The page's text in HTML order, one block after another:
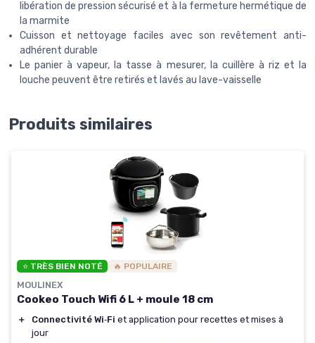
libération de pression sécurisé et à la fermeture hermétique de
la marmite
Cuisson et nettoyage faciles avec son revêtement anti-
adhérent durable
Le panier à vapeur, la tasse à mesurer, la cuillère à riz et la
louche peuvent être retirés et lavés au lave-vaisselle
Produits similaires
⭐ TRÈS BIEN NOTÉ 🔥 POPULAIRE
MOULINEX
Cookeo Touch Wifi 6 L + moule 18 cm
＋ Connectivité Wi‑Fi et application pour recettes et mises à
jour